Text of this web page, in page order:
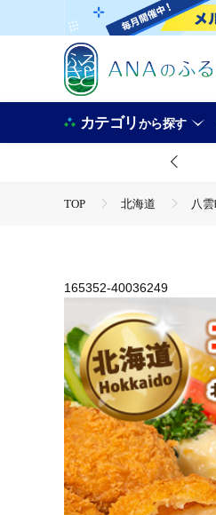
カテゴリから探す
TOP 北海道 八
165352-40036249